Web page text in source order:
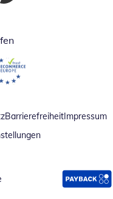
FensterFenster
in neuem Fenster
in neuem Fenster
BarrierefreiheitImpressum